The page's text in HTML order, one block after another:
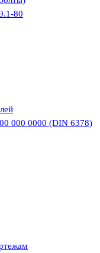
80
000 0000 (DIN 6378)